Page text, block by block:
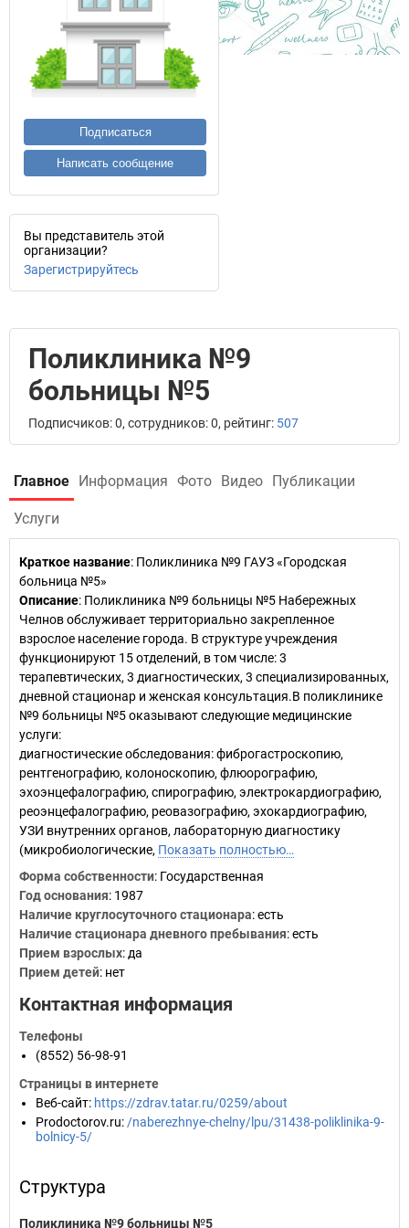
Подписаться
Написать сообщение
Вы представитель этой
организации?
Зарегистрируйтесь
Поликлиника №9
больницы №5
Подписчиков: 0, сотрудников: 0, рейтинг: 507
Главное Информация Фото Видео Публикации
Услуги
Краткое название: Поликлиника №9 ГАУЗ «Городская
больница №5»
Описание: Поликлиника №9 больницы №5 Набережных
Челнов обслуживает территориально закрепленное
взрослое население города. В структуре учреждения
функционируют 15 отделений, в том числе: 3
терапевтических, 3 диагностических, 3 специализированных,
дневной стационар и женская консультация.В поликлинике
№9 больницы №5 оказывают следующие медицинские
услуги:
диагностические обследования: фиброгастроскопию,
рентгенографию, колоноскопию, флюорографию,
эхоэнцефалографию, спирографию, электрокардиографию,
реоэнцефалографию, реовазографию, эхокардиографию,
УЗИ внутренних органов, лабораторную диагностику
(микробиологические, Показать полностью…
Форма собственности: Государственная
Год основания: 1987
Наличие круглосуточного стационара: есть
Наличие стационара дневного пребывания: есть
Прием взрослых: да
Прием детей: нет
Контактная информация
Телефоны
(8552) 56-98-91
Страницы в интернете
Веб-сайт: https://zdrav.tatar.ru/0259/about
Prodoctorov.ru: /naberezhnye-chelny/lpu/31438-poliklinika-9-
bolnicy-5/
Структура
Поликлиника №9 больницы №5